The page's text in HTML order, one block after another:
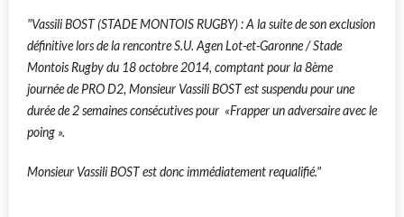
"Vassili BOST (STADE MONTOIS RUGBY) : A la suite de son exclusion
définitive lors de la rencontre S.U. Agen Lot-et-Garonne / Stade
Montois Rugby du 18 octobre 2014, comptant pour la 8ème
journée de PRO D2, Monsieur Vassili BOST est suspendu pour une
durée de 2 semaines consécutives pour «Frapper un adversaire avec le
poing ».
Monsieur Vassili BOST est donc immédiatement requalifié."